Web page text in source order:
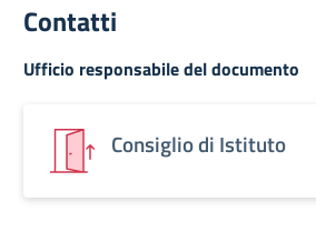
Contatti
Ufficio responsabile del documento
Consiglio di Istituto